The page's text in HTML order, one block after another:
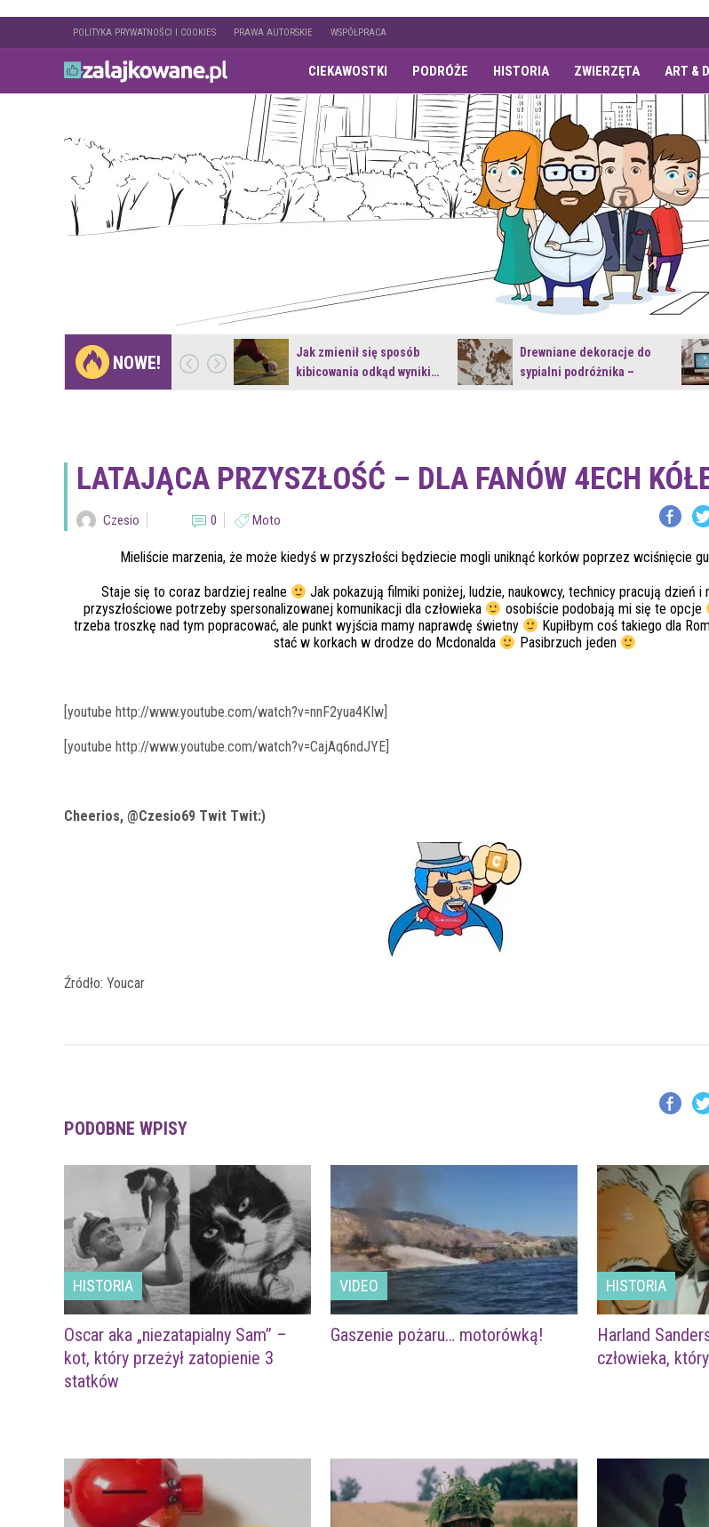
POLITYKA PRYWATNOŚCI I COOKIES PRAWA AUTORSKIE WSPÓŁPRACA
CIEKAWOSTKI PODRÓŻE HISTORIA ZWIERZĘTA ART &
NOWE!
Gdzie pojechać na
weekend z naturą w…
Jak zmienił się sposób
kibicowania odkąd wyniki…
Drewniane dekoracje do
sypialni podróżnika –
LATAJĄCA PRZYSZŁOŚĆ – DLA FANÓW 4ECH
Czesio 0 Moto
Mieliście marzenia, że może kiedyś w przyszłości będziecie mogli uniknąć korków poprzez wciśnięcie
Staje się to coraz bardziej realne
Jak pokazują filmiki poniżej, ludzie, naukowcy, technicy pracują dzień i
przyszłościowe potrzeby spersonalizowanej komunikacji dla człowieka
osobiście podobają mi się te opcje
trzeba troszkę nad tym popracować, ale punkt wyjścia mamy naprawdę świetny
Kupiłbym coś takiego dla
stać w korkach w drodze do Mcdonalda
Pasibrzuch jeden
[youtube http://www.youtube.com/watch?v=nnF2yua4KIw]
[youtube http://www.youtube.com/watch?v=CajAq6ndJYE]
Cheerios, @Czesio69 Twit Twit:)
Źródło: Youcar
PODOBNE WPISY
HISTORIA
Oscar aka „niezatapialny Sam” –
kot, który przeżył zatopienie 3
statków
VIDEO
Gaszenie pożaru… motorówką!
HISTORIA
Harland
człowieka,